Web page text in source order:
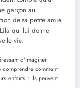
garçon au
de sa petite amie.
qui lui donne
vie.
d’imaginer
comment
enfants ; ils peuvent